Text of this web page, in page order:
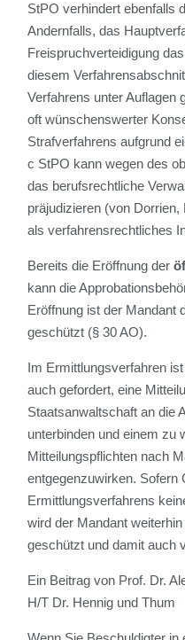
StPO verhindert ebenfalls
Andernfalls, das
Freispruchverteidigung
diesem
Verfahrens unter Auflagen
oft wünschenswerter
Strafverfahrens aufgrund
c StPO kann wegen des
das berufsrechtliche
präjudizieren (von
als verfahrensrechtliches
Bereits die Eröffnung der
kann die
Eröffnung ist der Mandant
geschützt (§ 30 AO).
Im Ermittlungsverfahren
auch gefordert, eine
Staatsanwaltschaft an die
unterbinden und einem zu
Mitteilungspflichten nach
entgegenzuwirken. Sofern
Ermittlungsverfahrens
wird der Mandant
geschützt und damit auch
Ein Beitrag von Prof. Dr.
H/T Dr. Hennig und Thum